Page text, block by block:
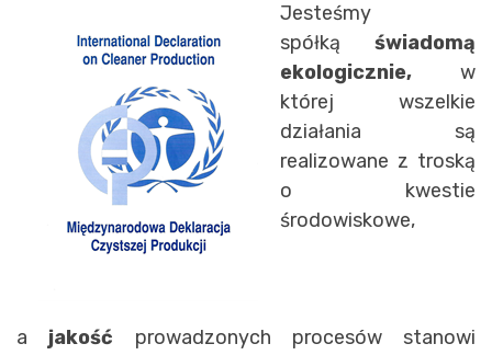
Jesteśmy
spółką świadomą
ekologicznie, w
której wszelkie
działania są
realizowane z troską
o kwestie
środowiskowe,
a jakość prowadzonych procesów stanowi